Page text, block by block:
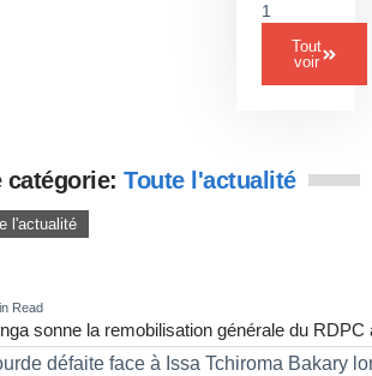
Tout
voir
catégorie: Toute l'actualité
l'actualité
Read
sonne la remobilisation générale du
défaite face à Issa Tchiroma Bakary